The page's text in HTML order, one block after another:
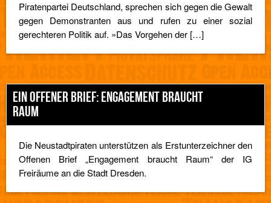
Piratenpartei Deutschland, sprechen sich gegen die Gewalt
gegen Demonstranten aus und rufen zu einer sozial
gerechteren Politik auf. »Das Vorgehen der […]
EIN OFFENER BRIEF: ENGAGEMENT BRAUCHT
RAUM
Die Neustadtpiraten unterstützen als Erstunterzeichner den
Offenen Brief „Engagement braucht Raum“ der IG
Freiräume an die Stadt Dresden.